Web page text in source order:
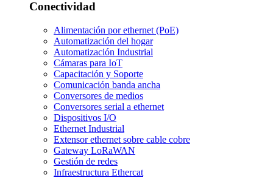
Conectividad
Alimentación por ethernet (PoE)
Automatización del hogar
Automatización Industrial
Cámaras para IoT
Capacitación y Soporte
Comunicación banda ancha
Conversores de medios
Conversores serial a ethernet
Dispositivos I/O
Ethernet Industrial
Extensor ethernet sobre cable cobre
Gateway LoRaWAN
Gestión de redes
Infraestructura Ethercat